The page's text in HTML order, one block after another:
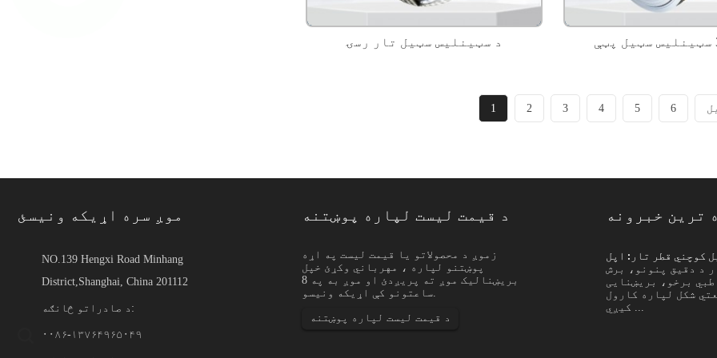
د سټینلیس سټیل تار رسۍ
1 2 3 4 5 6
موږ سره اړیکه ونیسئ
NO.139 Hengxi Road Minhang
District,Shanghai, China 201112
د صادراتو څانګه:
۰۰۸۶-۱۳۷۶۴۹۶۵۰۴۹
د قیمت لیست لپاره پوښتنه
زموږ د محصولاتو یا قیمت لیست په اړه
پوښتنو لپاره ، مهرباني وکړئ خپل
بریښنالیک موږ ته پریږدئ او موږ به په 8
د قیمت لیست لپاره پوښتنه
ترین خبرونه
د سټینلیس سټیل کوچني قطر تار: اپل...
پیژندنه د سټینلیس سټیل کوچني قطر تار د دقیق پنونو، برش
فلامینټونو، سکرینونو، میش، فلټرونو، چشمو، طبي برخو، بریښنایی
برخو، خوندیتوب تار، د پابندۍ تار او ښه صنعتي شکل لپاره کارول
د دقیق پنونو، برش
برخو، بریښنایی
شکل لپاره کارول